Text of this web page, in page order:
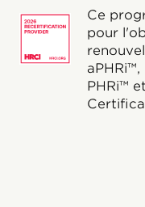
Ce
pour
aPHRi™,
PHRi™